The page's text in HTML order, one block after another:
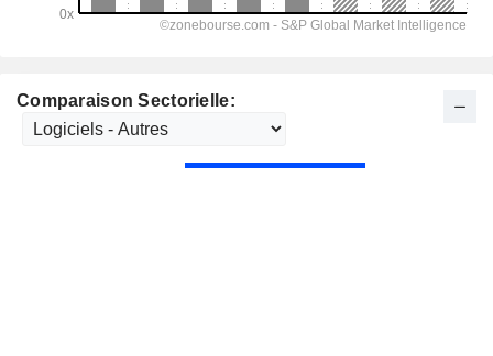
Comparaison Sectorielle: